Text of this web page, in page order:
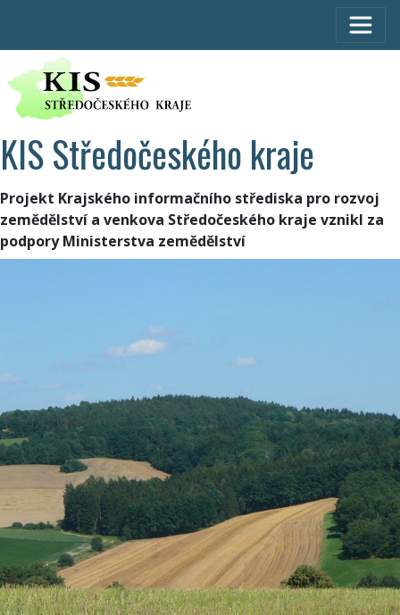
KIS Středočeského kraje
Projekt Krajského informačního střediska pro rozvoj
zemědělství a venkova Středočeského kraje vznikl za
podpory Ministerstva zemědělství